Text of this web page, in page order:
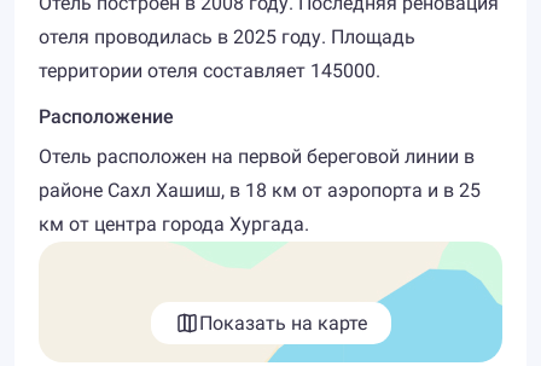
отеля проводилась в 2025 году. Площадь
территории отеля составляет 145000.
Расположение
Отель расположен на первой береговой линии в
районе Сахл Хашиш, в 18 км от аэропорта и в 25
км от центра города Хургада.
Показать на карте